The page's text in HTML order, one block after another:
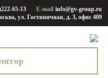
65-13 E-mail info@gv-group.ru
ул. Гостиничная, д. 3, офис 409